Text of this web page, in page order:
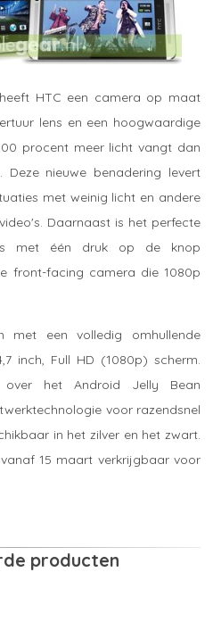
HTC een camera op maat
lens en een hoogwaardige
procent meer licht vangt dan
Deze nieuwe benadering levert
met weinig licht en andere
Daarnaast is het perfecte
met één druk op de knop
front-facing camera die 1080p
met een volledig omhullende
inch, Full HD (1080p) scherm.
het Android Jelly Bean
voor razendsnel
in het zilver en het zwart.
15 maart verkrijgbaar voor
producten